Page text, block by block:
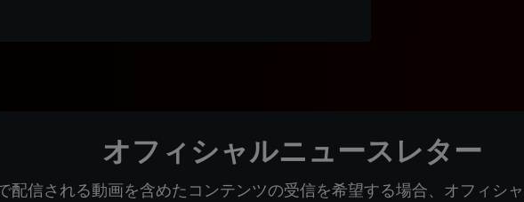
オフィシャルニュースレター
配信される動画を含めたコンテンツの受信を希望する場合、オフィシ